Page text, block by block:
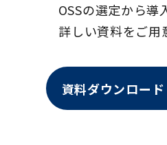
OSSの選定から導
詳しい資料をご用
資料ダウンロード